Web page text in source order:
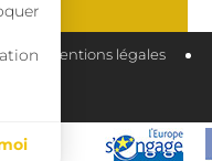
Mentions légales